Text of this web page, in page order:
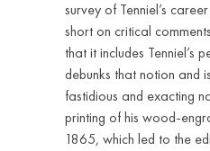
survey of Tenniel’s
short on critical
that it includes Tenniel’s
debunks that notion and
fastidious and exacting
printing of his wood-
1865, which led to the